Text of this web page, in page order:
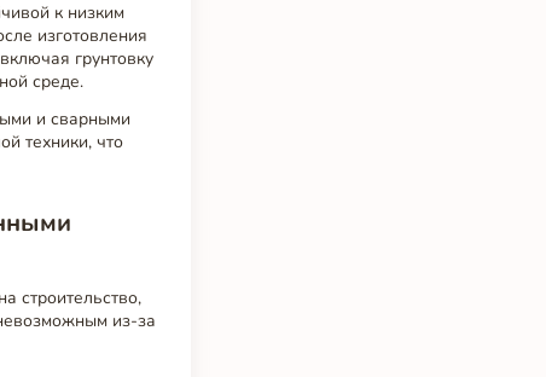
к низким
изготовления
грунтовку
среде.
и сварными
техники, что
строительство,
из-за